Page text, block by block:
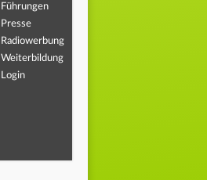
Führungen
Presse
Radiowerbung
Weiterbildung
Login